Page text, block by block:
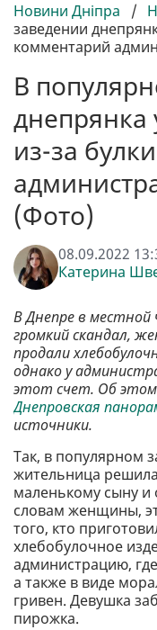
Новини Дніпра /
заведении
комментарий
В
днепрянка
из-за
(Фото)
08.09.2022
Катерина
В Днепре в местной
громкий скандал,
продали
однако у
этот счет. Об этом
Днепровская
источники.
Так, в популярном
жительница
маленькому сыну и
словам женщины,
того, кто
хлебобулочное
администрацию,
а также в виде
гривен. Девушка
пирожка.